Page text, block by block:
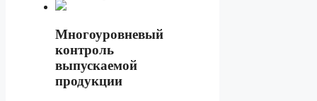
Многоуровневый
контроль
выпускаемой
продукции